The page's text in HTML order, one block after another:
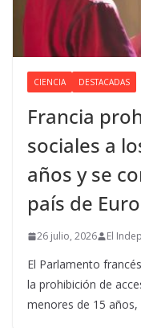
CIENCIA DESTACADAS
Francia
sociales a
años y se
país de
26 julio, 2026 El
El Parlamento
la prohibición de
menores de 15 años,